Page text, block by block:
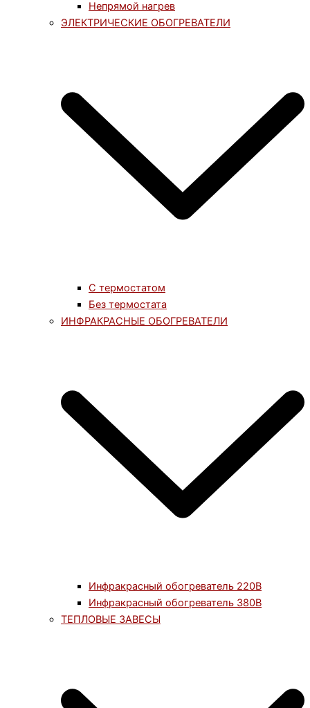
Непрямой нагрев
ЭЛЕКТРИЧЕСКИЕ ОБОГРЕВАТЕЛИ
С термостатом
Без термостата
ИНФРАКРАСНЫЕ ОБОГРЕВАТЕЛИ
Инфракрасный обогреватель 220В
Инфракрасный обогреватель 380В
ТЕПЛОВЫЕ ЗАВЕСЫ